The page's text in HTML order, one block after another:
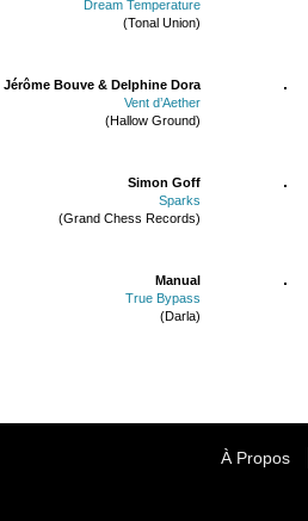
Dream Temperature
(Tonal Union)
Jérôme Bouve & Delphine Dora
Vent d’Aether
(Hallow Ground)
Simon Goff
Sparks
(Grand Chess Records)
Manual
True Bypass
(Darla)
À Propos